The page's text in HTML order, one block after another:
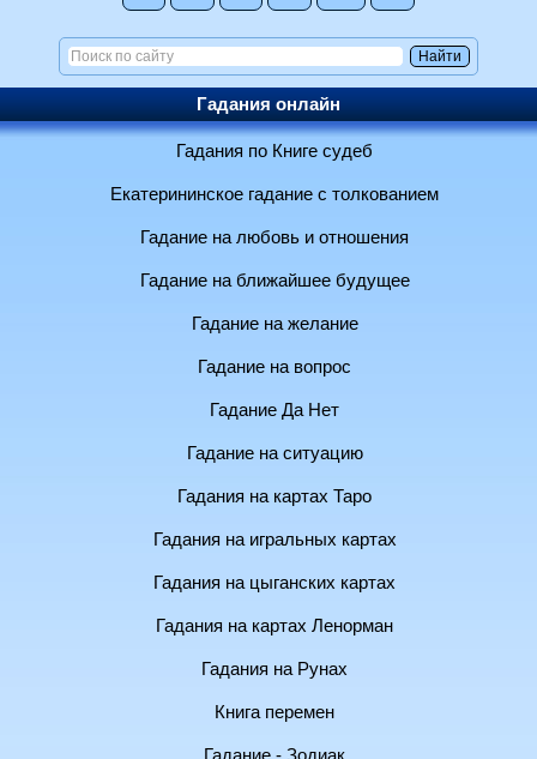
Гадания онлайн
Гадания по Книге судеб
Екатерининское гадание с толкованием
Гадание на любовь и отношения
Гадание на ближайшее будущее
Гадание на желание
Гадание на вопрос
Гадание Да Нет
Гадание на ситуацию
Гадания на картах Таро
Гадания на игральных картах
Гадания на цыганских картах
Гадания на картах Ленорман
Гадания на Рунах
Книга перемен